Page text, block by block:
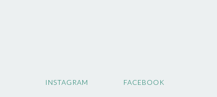
INSTAGRAM FACEBOOK